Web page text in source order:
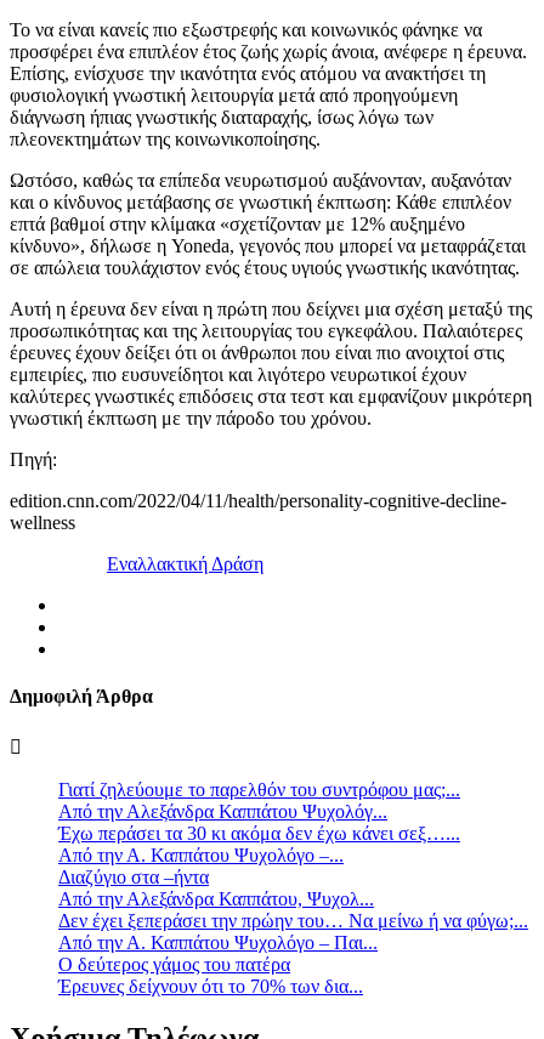
Το να είναι κανείς πιο εξωστρεφής και κοινωνικός φάνηκε να
προσφέρει ένα επιπλέον έτος ζωής χωρίς άνοια, ανέφερε η έρευνα.
Επίσης, ενίσχυσε την ικανότητα ενός ατόμου να ανακτήσει τη
φυσιολογική γνωστική λειτουργία μετά από προηγούμενη
διάγνωση ήπιας γνωστικής διαταραχής, ίσως λόγω των
πλεονεκτημάτων της κοινωνικοποίησης.
Ωστόσο, καθώς τα επίπεδα νευρωτισμού αυξάνονταν, αυξανόταν
και ο κίνδυνος μετάβασης σε γνωστική έκπτωση: Κάθε επιπλέον
επτά βαθμοί στην κλίμακα «σχετίζονταν με 12% αυξημένο
κίνδυνο», δήλωσε η Yoneda, γεγονός που μπορεί να μεταφράζεται
σε απώλεια τουλάχιστον ενός έτους υγιούς γνωστικής ικανότητας.
Αυτή η έρευνα δεν είναι η πρώτη που δείχνει μια σχέση μεταξύ της
προσωπικότητας και της λειτουργίας του εγκεφάλου. Παλαιότερες
έρευνες έχουν δείξει ότι οι άνθρωποι που είναι πιο ανοιχτοί στις
εμπειρίες, πιο ευσυνείδητοι και λιγότερο νευρωτικοί έχουν
καλύτερες γνωστικές επιδόσεις στα τεστ και εμφανίζουν μικρότερη
γνωστική έκπτωση με την πάροδο του χρόνου.
Πηγή:
edition.cnn.com/2022/04/11/health/personality-cognitive-decline-
wellness
Εναλλακτική Δράση
Δημοφιλή Άρθρα
Γιατί ζηλεύουμε το παρελθόν του συντρόφου μας;...
Από την Αλεξάνδρα Καππάτου Ψυχολόγ...
Έχω περάσει τα 30 κι ακόμα δεν έχω κάνει σεξ…...
Από την Α. Καππάτου Ψυχολόγο –...
Διαζύγιο στα –ήντα
Από την Αλεξάνδρα Καππάτου, Ψυχολ...
Δεν έχει ξεπεράσει την πρώην του… Να μείνω ή να φύγω;...
Από την Α. Καππάτου Ψυχολόγο – Παι...
Ο δεύτερος γάμος του πατέρα
Έρευνες δείχνουν ότι το 70% των δια...